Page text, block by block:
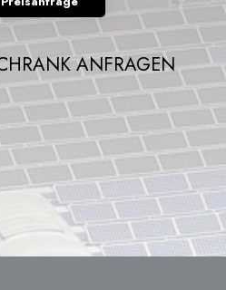
ANFRAGEN